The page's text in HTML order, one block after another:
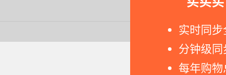
实时同
分钟级
每年购
Copyright © 2011-2026 网购